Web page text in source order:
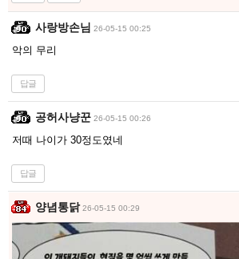
사랑방손님 26-05-15 00:25
악의 무리
답글
공허사냥꾼 26-05-15 00:26
저때 나이가 30정도였네
답글
양념통닭 26-05-15 00:29